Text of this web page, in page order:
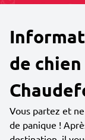
de
Vous partez et
de panique !